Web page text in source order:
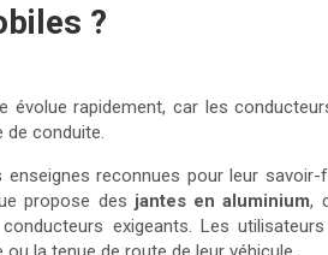
?
évolue rapidement, car les
de conduite.
reconnues pour leur savoir-
propose des jantes en aluminium,
exigeants. Les